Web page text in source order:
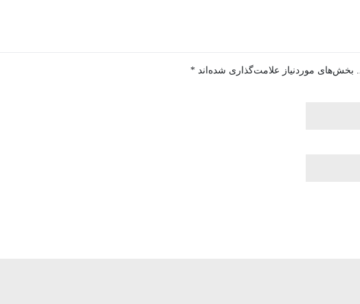
بخش‌های موردنیاز علامت‌گذاری شده‌اند *